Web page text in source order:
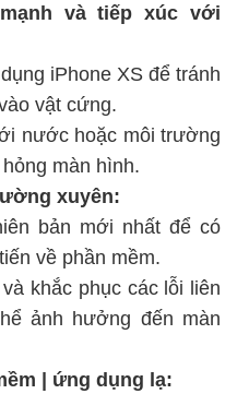
và tiếp xúc với
iPhone XS để tránh
vật cứng.
nước hoặc môi trường
màn hình.
xuyên:
bản mới nhất để có
về phần mềm.
khắc phục các lỗi liên
ảnh hưởng đến màn
| ứng dụng lạ: